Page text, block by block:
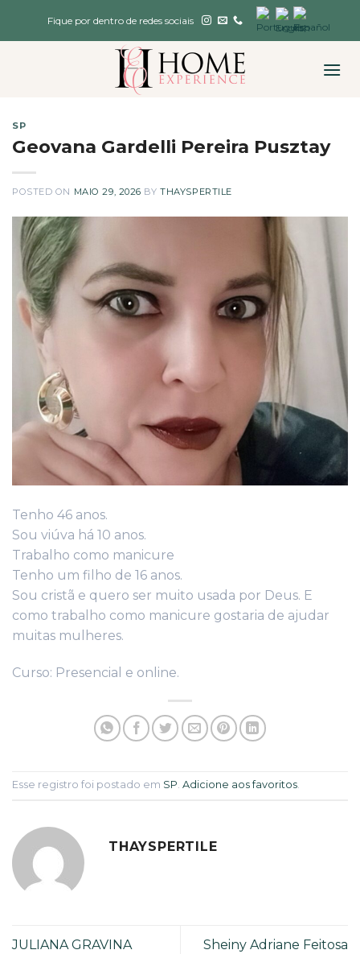
Fique por dentro de redes sociais
SP
Geovana Gardelli Pereira Pusztay
POSTED ON MAIO 29, 2026 BYTHAYSPERTILE
Tenho 46 anos.
Sou viúva há 10 anos.
Trabalho como manicure
Tenho um filho de 16 anos.
Sou cristã e quero ser muito usada por Deus. E
como trabalho como manicure gostaria de ajudar
muitas mulheres.
Curso: Presencial e online.
Esse registro foi postado em SP. Adicione aos favoritos.
THAYSPERTILE
JULIANA GRAVINA
Sheiny Adriane Feitosa